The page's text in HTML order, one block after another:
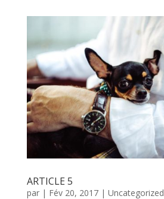
ARTICLE 5
par | Fév 20, 2017| Uncategorized